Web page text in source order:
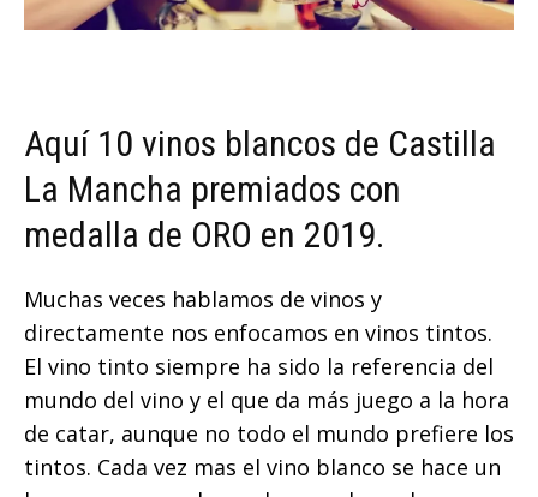
Aquí 10 vinos blancos de Castilla
La Mancha premiados con
medalla de ORO en 2019.
Muchas veces hablamos de vinos y
directamente nos enfocamos en vinos tintos.
El vino tinto siempre ha sido la referencia del
mundo del vino y el que da más juego a la hora
de catar, aunque no todo el mundo prefiere los
tintos. Cada vez mas el vino blanco se hace un